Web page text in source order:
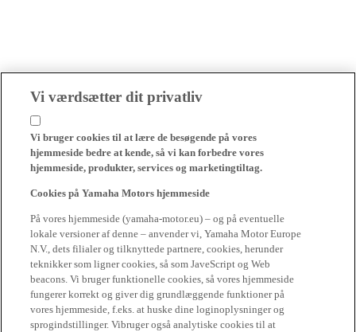
Vi værdsætter dit privatliv
Vi bruger cookies til at lære de besøgende på vores
hjemmeside bedre at kende, så vi kan forbedre vores
hjemmeside, produkter, services og marketingtiltag.
Cookies på Yamaha Motors hjemmeside
På vores hjemmeside (yamaha-motor.eu) – og på eventuelle
lokale versioner af denne – anvender vi, Yamaha Motor Europe
N.V., dets filialer og tilknyttede partnere, cookies, herunder
teknikker som ligner cookies, så som JaveScript og Web
beacons. Vi bruger funktionelle cookies, så vores hjemmeside
fungerer korrekt og giver dig grundlæggende funktioner på
vores hjemmeside, f.eks. at huske dine loginoplysninger og
sprogindstillinger. Vibruger også analytiske cookies til at